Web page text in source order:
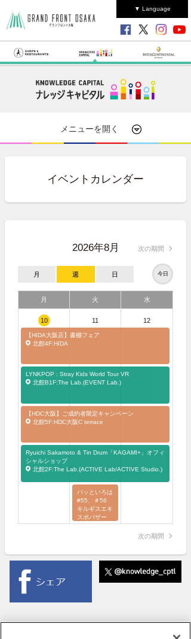
▼ Language
メニューを開く
イベントカレンダー
2026年8月 次の期間
月 週 日 今日
月 火 水
10
【HIDA大阪店】書棚フェア
北館4F:HIDA
LYNKPOP : Stray Kids World TourVR
北館B1F:The Lab.(EVENT Lab.)
【HDC大阪】ご成約者限定キャンペーン
北館5F:HDC大阪C terrace
Ryuichi Sakamoto & Tin Drum「KAGAMI+」オフィ
シャルショップ
北館2F:The Lab.(ACTIVE Lab/ACTIVE Studio.)
11
パッといろは
#55、＃56
キルギスエキ
スポバザー
ル！ フェル
3F:The Lab.
12
次の期間